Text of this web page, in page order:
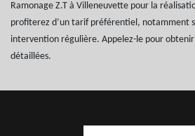
Ramonage Z.T à Villeneuvette pour la
profiterez d’un tarif préférentiel, notamment
intervention régulière. Appelez-le pour
détaillées.